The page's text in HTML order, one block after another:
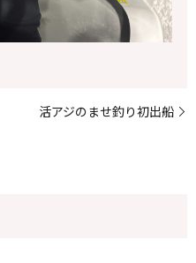
活アジのませ釣り初出船